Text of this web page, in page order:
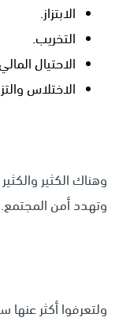
الابتزاز.
التخريب.
الاحتيال
الاختلاس
وهناك الكثير
وتهدد أمن المجتمع.
ولتعرفوا أكثر